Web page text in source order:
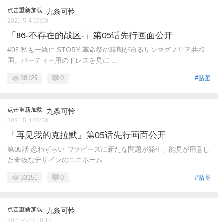
点击重新加载 九条可怜
2021-5-4 10:00
「86-不存在的战区-」第05话先行画面公开
#05 私も一緒に STORY 革命祭の時期が迫るサンマグノリア共和
国。パーティー用のドレスを見に ...
#贴图
38125 0
点击重新加载 九条可怜
2021-5-4 09:58
「再见我的克拉默」第05话先行画面公开
第05話 恋わずらい ワラビーズに新たな問題が発生。能見が用意し
た奇抜なデザインのユニホーム ...
#贴图
33151 0
点击重新加载 九条可怜
2021-4-27 18:18